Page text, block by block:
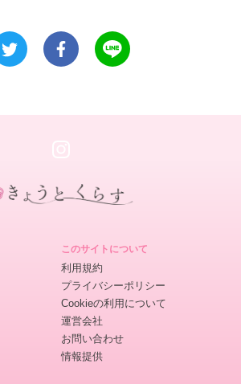
このサイトについて
利用規約
プライバシーポリシー
Cookieの利用について
運営会社
お問い合わせ
情報提供